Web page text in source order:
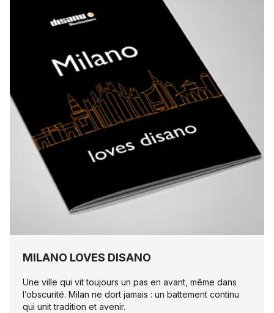
MILANO LOVES DISANO
Une ville qui vit toujours un pas en avant, même dans
l’obscurité. Milan ne dort jamais : un battement continu
qui unit tradition et avenir.